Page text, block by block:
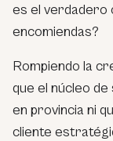
es el verdadero
encomiendas?
Rompiendo la
que el núcleo
en provincia ni
cliente